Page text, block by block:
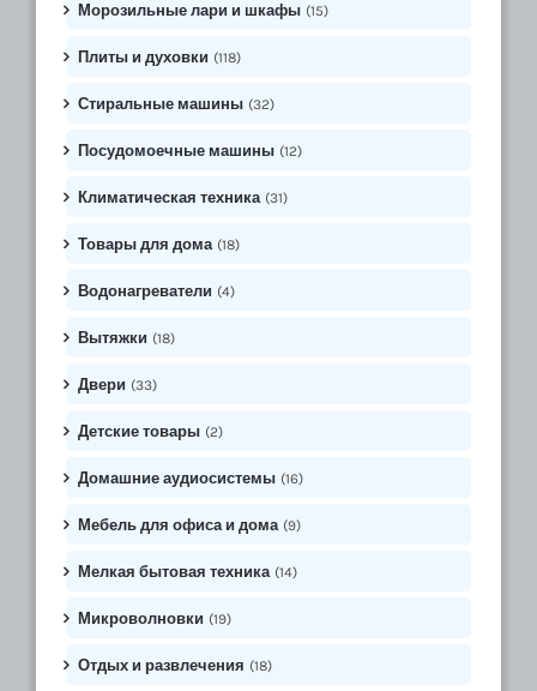
Морозильные лари и шкафы (15)
Плиты и духовки (118)
Стиральные машины (32)
Посудомоечные машины (12)
Климатическая техника (31)
Товары для дома (18)
Водонагреватели (4)
Вытяжки (18)
Двери (33)
Детские товары (2)
Домашние аудиосистемы (16)
Мебель для офиса и дома (9)
Мелкая бытовая техника (14)
Микроволновки (19)
Отдых и развлечения (18)